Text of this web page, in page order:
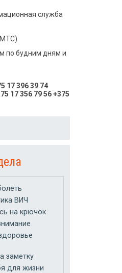
служба
по будним дням и
17 396 39 74
17 356 79 56 +375
ВИЧ
на крючок
заметку
для жизни